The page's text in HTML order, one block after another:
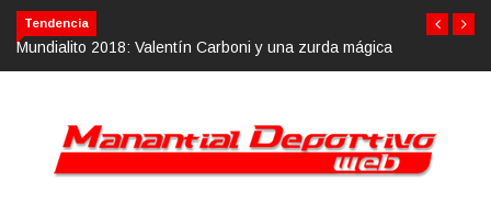
Tendencia
Mundialito 2018: Valentín Carboni y una zurda mágica